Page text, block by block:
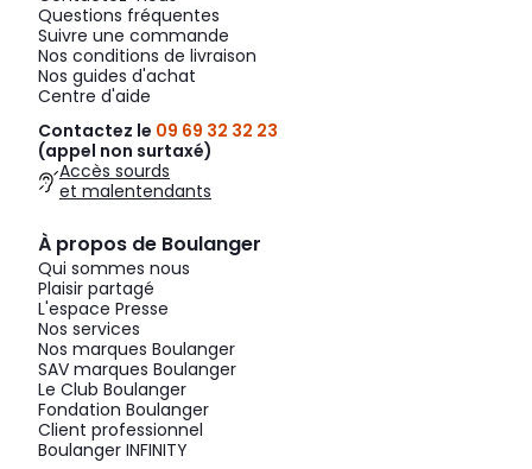
Questions fréquentes
Suivre une commande
Nos conditions de livraison
Nos guides d'achat
Centre d'aide
Contactez le 09 69 32 32 23
(appel non surtaxé)
Accès sourds
et malentendants
À propos de Boulanger
Qui sommes nous
Plaisir partagé
L'espace Presse
Nos services
Nos marques Boulanger
SAV marques Boulanger
Le Club Boulanger
Fondation Boulanger
Client professionnel
Boulanger INFINITY